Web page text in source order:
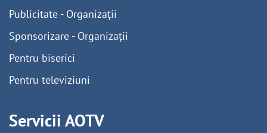
Publicitate - Organizații
Sponsorizare - Organizații
Pentru biserici
Pentru televiziuni
Servicii AOTV